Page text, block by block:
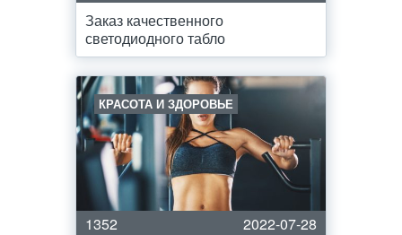
Заказ качественного
светодиодного табло
КРАСОТА И ЗДОРОВЬЕ
1352
2022-07-28